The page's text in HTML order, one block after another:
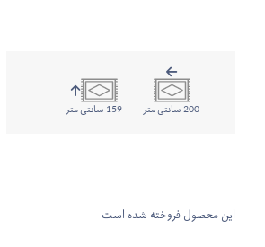
200 سانتی متر 159 سانتی متر
این محصول فروخته شده است